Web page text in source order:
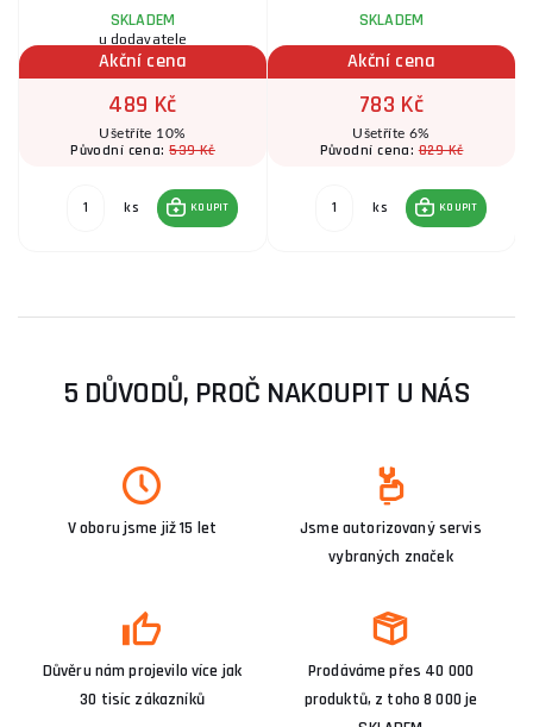
SKLADEM
u dodavatele
Akční cena
489 Kč
Ušetříte 10%
Původní cena:539 Kč
ks KOUPIT
SKLADEM
Akční cena
783 Kč
Ušetříte 6%
Původní cena:829 Kč
ks KOUPIT
5 DŮVODŮ, PROČ NAKOUPIT U NÁS
V oboru jsme již 15 let
Jsme autorizovaný servis
vybraných značek
Důvěru nám projevilo více jak
30 tisíc zákazníků
Prodáváme přes 40 000
produktů, z toho 8 000 je